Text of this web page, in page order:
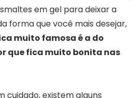
em gel para deixar a
forma que você mais desejar,
muito famosa é a do
que fica muito bonita nas
cuidado, existem alguns